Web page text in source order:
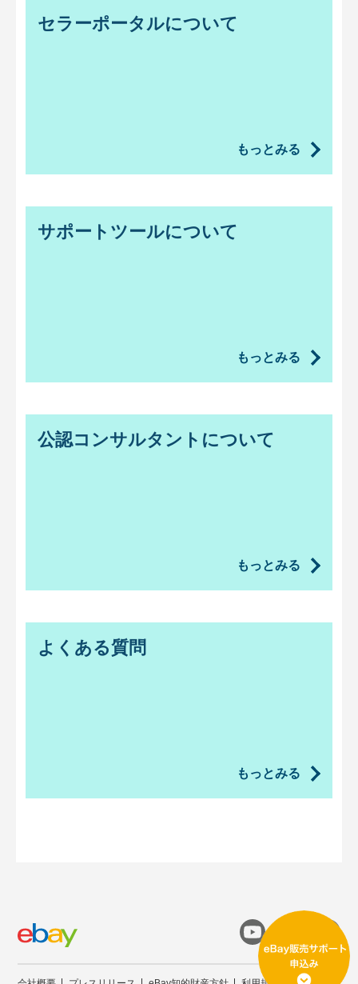
セラーポータルについて
もっとみる
サポートツールについて
もっとみる
公認コンサルタントについて
もっとみる
よくある質問
もっとみる